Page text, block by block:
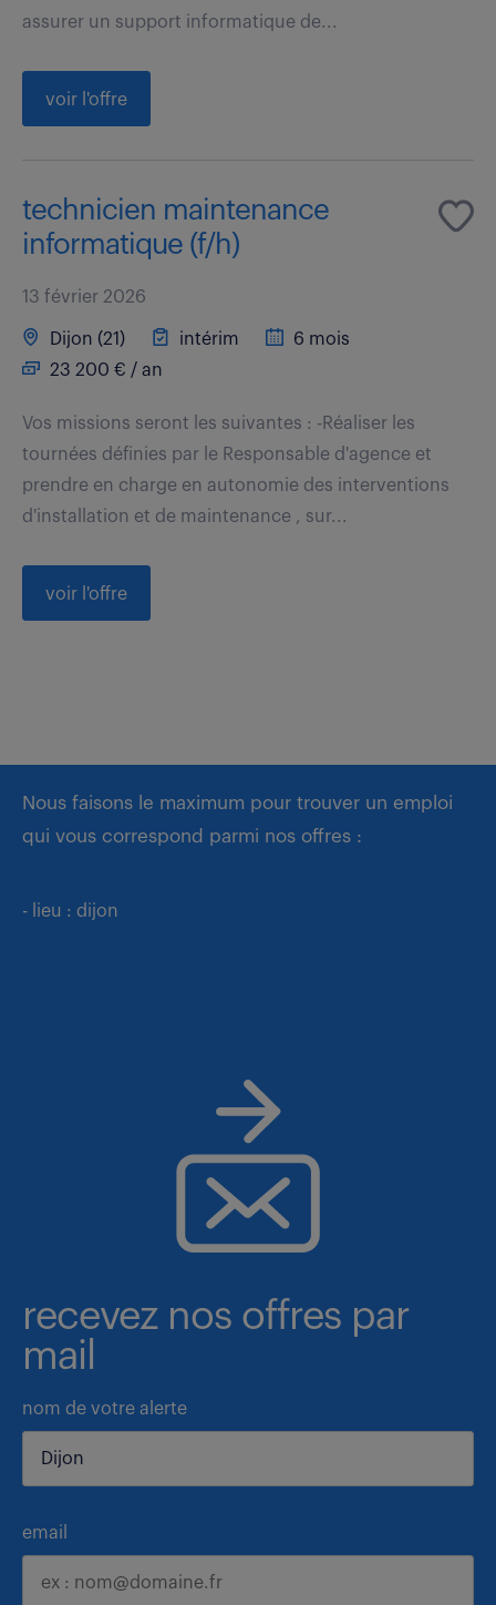
assurer un support informatique de...
voir l'offre
technicien maintenance
informatique (f/h)
13 février 2026
Dijon (21) intérim
6 mois
23 200 € / an
Vos missions seront les suivantes : -Réaliser les
tournées définies par le Responsable d'agence et
prendre en charge en autonomie des interventions
d'installation et de maintenance , sur...
voir l'offre
Nous faisons le maximum pour trouver un emploi
qui vous correspond parmi nos offres :
- lieu : dijon
recevez nos offres par
mail
nom de votre alerte
email